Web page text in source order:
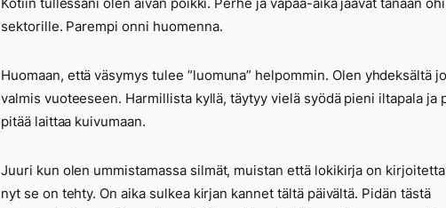
sektorille. Parempi onni huomenna.
Huomaan, että väsymys tulee ”luomuna” helpommin. Olen yhdeksältä
valmis vuoteeseen. Harmillista kyllä, täytyy vielä syödä pieni iltapala ja
pitää laittaa kuivumaan.
Juuri kun olen ummistamassa silmät, muistan että lokikirja on
nyt se on tehty. On aika sulkea kirjan kannet tältä päivältä. Pidän tästä